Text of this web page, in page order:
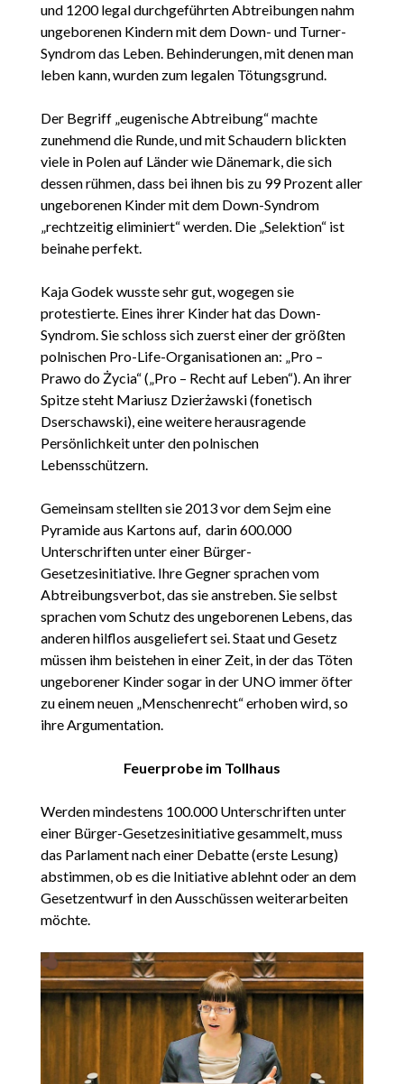
und 1200 legal durchgeführten Abtreibungen nahm
ungeborenen Kindern mit dem Down- und Turner-
Syndrom das Leben. Behinderungen, mit denen man
leben kann, wurden zum legalen Tötungsgrund.
Der Begriff „eugenische Abtreibung“ machte
zunehmend die Runde, und mit Schaudern blickten
viele in Polen auf Länder wie Dänemark, die sich
dessen rühmen, dass bei ihnen bis zu 99 Prozent aller
ungeborenen Kinder mit dem Down-Syndrom
„rechtzeitig eliminiert“ werden. Die „Selektion“ ist
beinahe perfekt.
Kaja Godek wusste sehr gut, wogegen sie
protestierte. Eines ihrer Kinder hat das Down-
Syndrom. Sie schloss sich zuerst einer der größten
polnischen Pro-Life-Organisationen an: „Pro –
Prawo do Życia“ („Pro – Recht auf Leben“). An ihrer
Spitze steht Mariusz Dzierżawski (fonetisch
Dserschawski), eine weitere herausragende
Persönlichkeit unter den polnischen
Lebensschützern.
Gemeinsam stellten sie 2013 vor dem Sejm eine
Pyramide aus Kartons auf, darin 600.000
Unterschriften unter einer Bürger-
Gesetzesinitiative. Ihre Gegner sprachen vom
Abtreibungsverbot, das sie anstreben. Sie selbst
sprachen vom Schutz des ungeborenen Lebens, das
anderen hilflos ausgeliefert sei. Staat und Gesetz
müssen ihm beistehen in einer Zeit, in der das Töten
ungeborener Kinder sogar in der UNO immer öfter
zu einem neuen „Menschenrecht“ erhoben wird, so
ihre Argumentation.
Feuerprobe im Tollhaus
Werden mindestens 100.000 Unterschriften unter
einer Bürger-Gesetzesinitiative gesammelt, muss
das Parlament nach einer Debatte (erste Lesung)
abstimmen, ob es die Initiative ablehnt oder an dem
Gesetzentwurf in den Ausschüssen weiterarbeiten
möchte.